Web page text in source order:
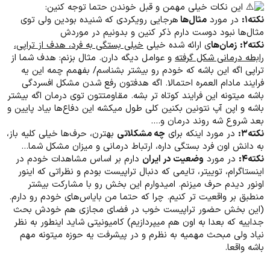
این‌ نکات خیلی مهمن و قبل خوندن حتما توجه کنین:
نکته۱:
در مورد مثال‌هاهرجایی رویکردی که شنیده بودین ولی توی
مثال‌ها نبود دوست دارم ذکر کنین و بدونیم در موردش
نکته۲:
زمان‌های ارائه شده خیلی خیلی بستگی به فرد، هدف از تراپی،
رابطه درمانی شکل گرفته و عوامل دیگه دارن. مثال بزنم: هدف شما از
تراپی اگه این باشه که خودم رو بیشتر بشناسم/ بفهمم چمه این یه
فرایند مادام العمره احتمالا. اگه هدفتون رفع شدن مشکل افسردگی
باشه میتونه این فرایند کوتاه تر بشه. مقاومتتون توی درمان اگه بیشتر
باشه و اپن آپ نتونین بکنین کلی طول میکشه این دفاع‌ها بیاد پایین و
بعد شروع شه روند درمان و....
نکته۳:
در مورد اینکه برای چه مشکلاتی بهترن، حرف‌ها خیلی کلیه باز،
به دانش اون فرد بستگی داره، ارتباط درمانی و میزان مشکل شما...
نکته۴:
در مورد وضعیت در ایران دارم بر اساس مشاهدات خودم در
اینستاگرام، توییتر، تایمی که دنبال تراپیست بودم و نظراتی که اینور
اونور دیدم حرف میزنم. امیدوارم این بخش رو با مشارکت بیشتر
منطبق بر واقعیت تر کنیم. چرا که حتما من بایاس‌های خودم رو دارم.
(این بخش حضور تراپیست خوب در فضای مجازی هم خودش بحث
جداییه که بعدا به اون هم میپردازیم) کامیونیتی شاید اینطور به نظر
نیاد ولی مبحث مهمیه به نظرم و در پیشرفت یه حوزه میتونه مهم
باشه واقعا.